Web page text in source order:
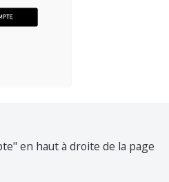
en haut à droite de la page